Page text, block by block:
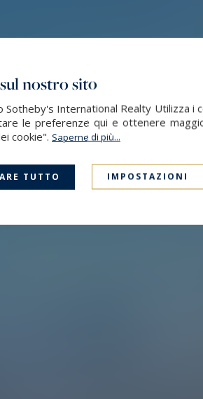
nostro sito
Sotheby's International Realty Utilizza i
le preferenze qui e ottenere
cookie". Saperne di più...
TUTTO IMPOSTAZIONI